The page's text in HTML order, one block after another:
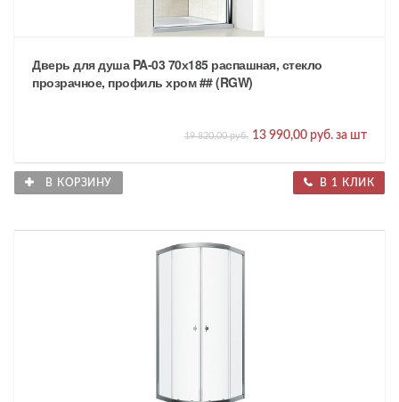
Дверь для душа PA-03 70х185 распашная, стекло
прозрачное, профиль хром ## (RGW)
19 820,00 руб. 13 990,00 руб. за шт
В КОРЗИНУ В 1 КЛИК